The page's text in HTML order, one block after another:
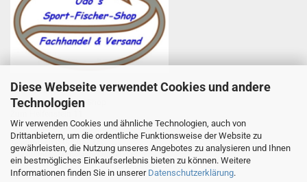
Diese Webseite verwendet Cookies und andere
Technologien
Wir verwenden Cookies und ähnliche Technologien, auch von
Drittanbietern, um die ordentliche Funktionsweise der Website zu
gewährleisten, die Nutzung unseres Angebotes zu analysieren und Ihnen
ein bestmögliches Einkaufserlebnis bieten zu können. Weitere
Informationen finden Sie in unserer Datenschutzerklärung.
Udo Totzauer
Udo`s Sport-Fischer-Shop
97753 Karlstadt
Telefon +49 9353 985440
E-Mail
info@angelsport-direkt.de